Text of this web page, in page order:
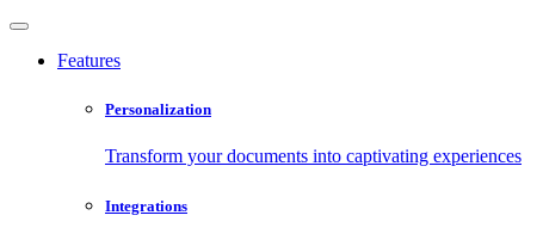
Features
Personalization
Transform your documents into captivating experiences
Integrations